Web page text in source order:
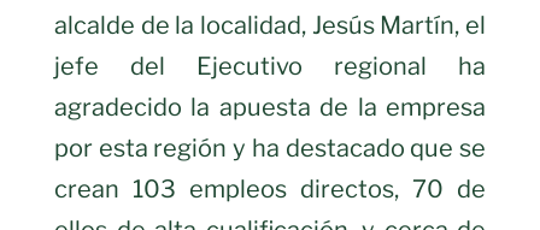
alcalde de la localidad, Jesús Martín, el
jefe del Ejecutivo regional ha
agradecido la apuesta de la empresa
por esta región y ha destacado que se
crean 103 empleos directos, 70 de